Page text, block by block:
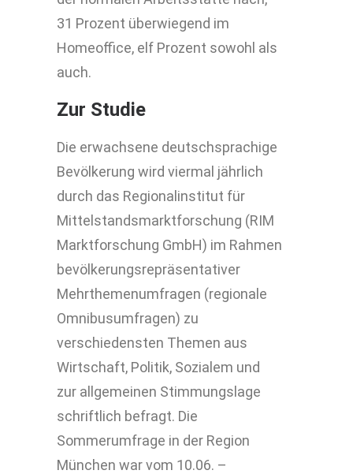
31 Prozent überwiegend im
Homeoffice, elf Prozent sowohl als
auch.
Zur Studie
Die erwachsene deutschsprachige
Bevölkerung wird viermal jährlich
durch das Regionalinstitut für
Mittelstandsmarktforschung (RIM
Marktforschung GmbH) im Rahmen
bevölkerungsrepräsentativer
Mehrthemenumfragen (regionale
Omnibusumfragen) zu
verschiedensten Themen aus
Wirtschaft, Politik, Sozialem und
zur allgemeinen Stimmungslage
schriftlich befragt. Die
Sommerumfrage in der Region
München war vom 10.06. –